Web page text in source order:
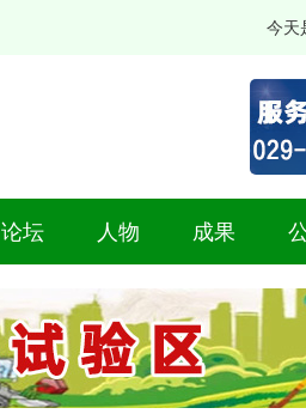
今天
论坛 人物 成果